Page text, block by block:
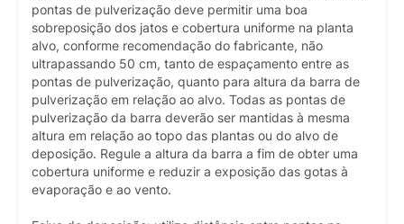
pontas de pulverização deve permitir uma boa
sobreposição dos jatos e cobertura uniforme na planta
alvo, conforme recomendação do fabricante, não
ultrapassando 50 cm, tanto de espaçamento entre as
pontas de pulverização, quanto para altura da barra de
pulverização em relação ao alvo. Todas as pontas de
pulverização da barra deverão ser mantidas à mesma
altura em relação ao topo das plantas ou do alvo de
deposição. Regule a altura da barra a fim de obter uma
cobertura uniforme e reduzir a exposição das gotas à
evaporação e ao vento.